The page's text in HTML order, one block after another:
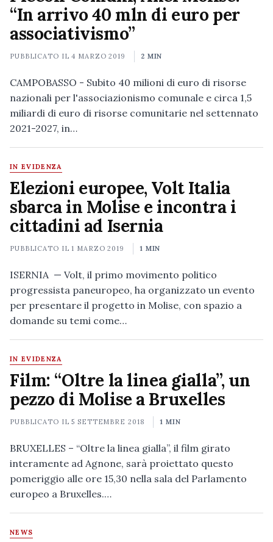
“In arrivo 40 mln di euro per
associativismo”
PUBBLICATO IL4 MARZO 2019 2 MIN
CAMPOBASSO - Subito 40 milioni di euro di risorse
nazionali per l'associazionismo comunale e circa 1,5
miliardi di euro di risorse comunitarie nel settennato
2021-2027, in…
IN EVIDENZA
Elezioni europee, Volt Italia
sbarca in Molise e incontra i
cittadini ad Isernia
PUBBLICATO IL1 MARZO 2019 1 MIN
ISERNIA — Volt, il primo movimento politico
progressista paneuropeo, ha organizzato un evento
per presentare il progetto in Molise, con spazio a
domande su temi come…
IN EVIDENZA
Film: “Oltre la linea gialla”, un
pezzo di Molise a Bruxelles
PUBBLICATO IL5 SETTEMBRE 2018 1 MIN
BRUXELLES – “Oltre la linea gialla”, il film girato
interamente ad Agnone, sarà proiettato questo
pomeriggio alle ore 15,30 nella sala del Parlamento
europeo a Bruxelles.…
NEWS